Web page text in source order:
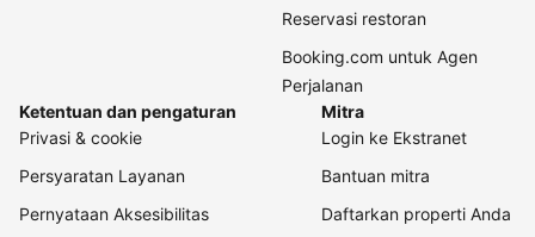
Reservasi restoran
Booking.com untuk Agen
Perjalanan
Ketentuan dan pengaturan
Privasi & cookie
Persyaratan Layanan
Pernyataan Aksesibilitas
Mitra
Login ke Ekstranet
Bantuan mitra
Daftarkan properti Anda